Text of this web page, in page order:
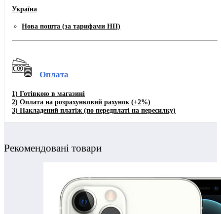
Україна
Нова пошта (за тарифами НП)
Оплата
1) Готівкою в магазині
2) Оплата на розрахунковий рахунок (+2%)
3) Накладений платіж (по передплаті на пересилку)
Рекомендовані товари